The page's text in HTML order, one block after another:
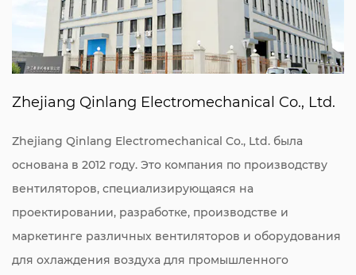
Zhejiang Qinlang Electromechanical Co., Ltd.
Zhejiang Qinlang Electromechanical Co., Ltd. была
основана в 2012 году. Это компания по производству
вентиляторов, специализирующаяся на
проектировании, разработке, производстве и
маркетинге различных вентиляторов и оборудования
для охлаждения воздуха для промышленного